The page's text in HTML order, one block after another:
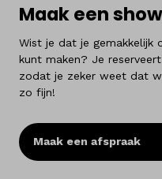
Maak een
Wist je dat je gemakkelijk
kunt maken? Je
zodat je zeker weet dat
zo fijn!
Maak een afspraak